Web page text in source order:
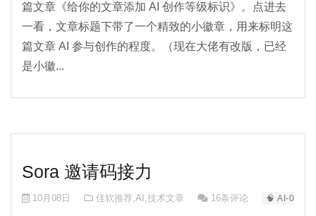
篇文章《给你的文章添加 AI 创作等级标识》。点进去
一看，文章标题下带了一个精致的小徽章，用来标明这
篇文章 AI 参与创作的程度。（现在大佬有改版，已经
是小徽...
Sora 邀请码接力
10月08日 佳软推荐,AI ,技术文章 16条评论 🧠 AI-0